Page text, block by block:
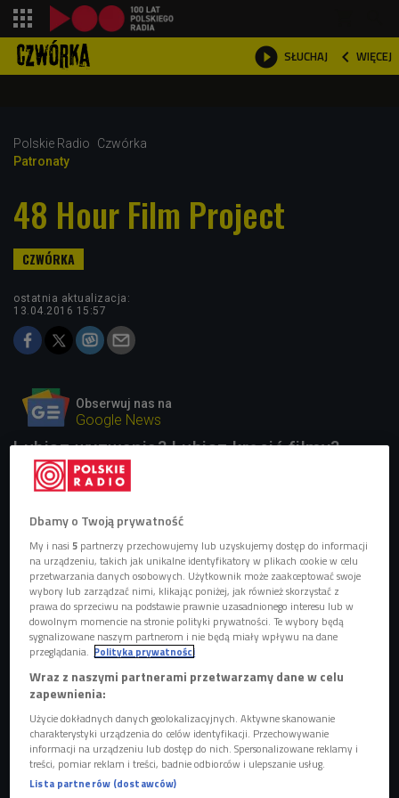
 SŁUCHAJ  WIĘCEJ

Polskie Radio
Czwórka
Patronaty
48 Hour Film Project
ostatnia aktualizacja:
13.04.2016 15:57
Obserwuj nas na
Google News
Lubisz wyzwania? Lubisz kręcić filmy?
Zbierz przyjaciół lub rodzinę i zróbcie film
w 48 godzin!
Bogdan Dziworski jest autorem takich filmów, jak "Hokej", "Podróże Georga
Philipa Telemanna z Żar do Pszczyny", "Kilka opowieści o człowieku" i "Sceny
narciarskie z Franzem Klammerem" (zdjęcie ilustracyjne)
Pixabay.com/Public Domain
Dbamy o Twoją prywatność
My i nasi5 partnerzy przechowujemy lub uzyskujemy dostęp do informacji
na urządzeniu, takich jak unikalne identyfikatory w plikach cookie w celu
przetwarzania danych osobowych. Użytkownik może zaakceptować swoje
wybory lub zarządzać nimi, klikając poniżej, jak również skorzystać z
prawa do sprzeciwu na podstawie prawnie uzasadnionego interesu lub w
dowolnym momencie na stronie polityki prywatności. Te wybory będą
sygnalizowane naszym partnerom i nie będą miały wpływu na dane
przeglądania. Polityka prywatności
Wraz z naszymi partnerami przetwarzamy dane w celu
zapewnienia:
Użycie dokładnych danych geolokalizacyjnych. Aktywne skanowanie
charakterystyki urządzenia do celów identyfikacji. Przechowywanie
informacji na urządzeniu lub dostęp do nich. Spersonalizowane reklamy i
treści, pomiar reklam i treści, badnie odbiorców i ulepszanie usług.
Lista partnerów (dostawców)